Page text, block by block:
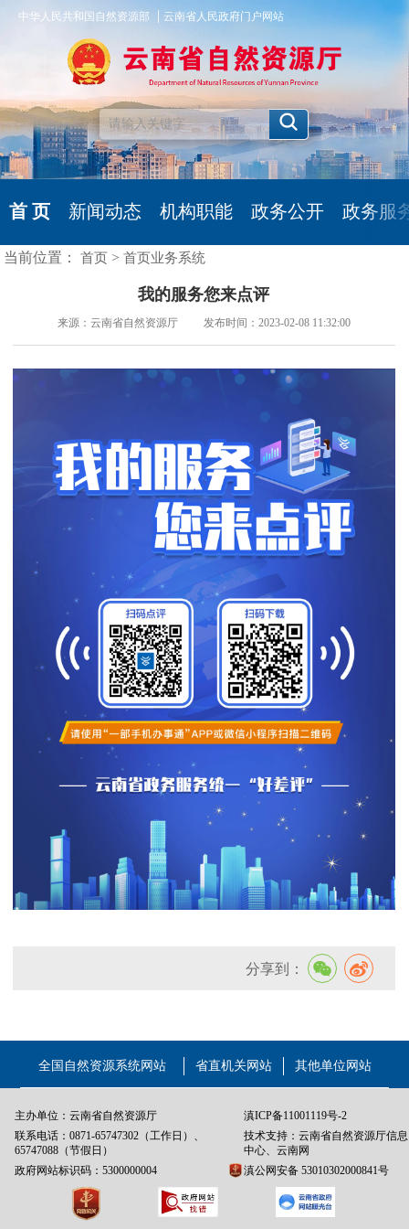
中华人民共和国自然资源部 |云南省人民政府门户网站
首 页 新闻动态 机构职能 政务公开 政务服
当前位置：首页 > 首页业务系统
我的服务您来点评
来源：云南省自然资源厅 发布时间：2023-02-08 11:32:00
分享到：
全国自然资源系统网站 省直机关网站 其他单位网站
主办单位：云南省自然资源厅
滇ICP备11001119号-2
联系电话：0871-65747302（工作日）、
65747088（节假日）
技术支持：云南省自然资源厅信息
中心、云南网
政府网站标识码：5300000004
滇公网安备 53010302000841号